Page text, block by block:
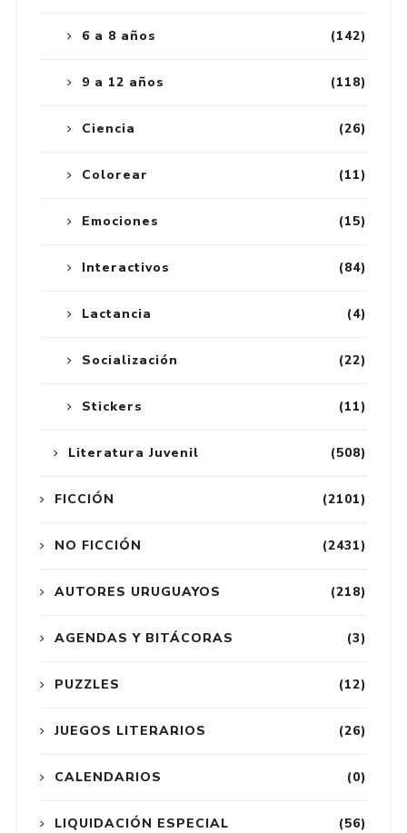
(142)
6 a 8 años
(118)
9 a 12 años
(26)
Ciencia
(11)
Colorear
(15)
Emociones
(84)
Interactivos
(4)
Lactancia
(22)
Socialización
(11)
Stickers
(508)
Literatura Juvenil
(2101)
FICCIÓN
(2431)
NO FICCIÓN
(218)
AUTORES URUGUAYOS
(3)
AGENDAS Y BITÁCORAS
(12)
PUZZLES
(26)
JUEGOS LITERARIOS
(0)
CALENDARIOS
(56)
LIQUIDACIÓN ESPECIAL